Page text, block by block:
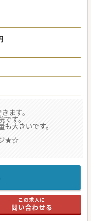
ます。
です。
大きいです。
ジ★☆
県内外問わず是非お問
この求人に
問い合わせる